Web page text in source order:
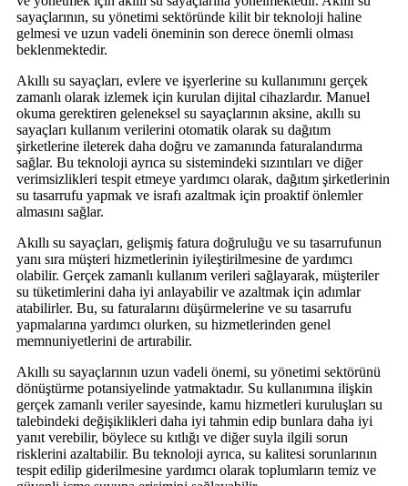
sayaçlarının, su yönetimi sektöründe kilit bir teknoloji haline
gelmesi ve uzun vadeli öneminin son derece önemli olması
beklenmektedir.
Akıllı su sayaçları, evlere ve işyerlerine su kullanımını gerçek
zamanlı olarak izlemek için kurulan dijital cihazlardır. Manuel
okuma gerektiren geleneksel su sayaçlarının aksine, akıllı su
sayaçları kullanım verilerini otomatik olarak su dağıtım
şirketlerine ileterek daha doğru ve zamanında faturalandırma
sağlar. Bu teknoloji ayrıca su sistemindeki sızıntıları ve diğer
verimsizlikleri tespit etmeye yardımcı olarak, dağıtım şirketlerinin
su tasarrufu yapmak ve israfı azaltmak için proaktif önlemler
almasını sağlar.
Akıllı su sayaçları, gelişmiş fatura doğruluğu ve su tasarrufunun
yanı sıra müşteri hizmetlerinin iyileştirilmesine de yardımcı
olabilir. Gerçek zamanlı kullanım verileri sağlayarak, müşteriler
su tüketimlerini daha iyi anlayabilir ve azaltmak için adımlar
atabilirler. Bu, su faturalarını düşürmelerine ve su tasarrufu
yapmalarına yardımcı olurken, su hizmetlerinden genel
memnuniyetlerini de artırabilir.
Akıllı su sayaçlarının uzun vadeli önemi, su yönetimi sektörünü
dönüştürme potansiyelinde yatmaktadır. Su kullanımına ilişkin
gerçek zamanlı veriler sayesinde, kamu hizmetleri kuruluşları su
talebindeki değişiklikleri daha iyi tahmin edip bunlara daha iyi
yanıt verebilir, böylece su kıtlığı ve diğer suyla ilgili sorun
risklerini azaltabilir. Bu teknoloji ayrıca, su kalitesi sorunlarının
tespit edilip giderilmesine yardımcı olarak toplumların temiz ve